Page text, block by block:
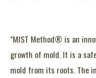
"MIST Method® is an
growth of mold. It is a
mold from its roots. The